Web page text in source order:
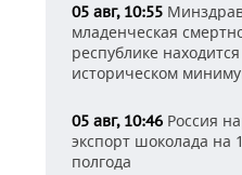
05 авг, 10:55
младенческая
республике
историческом
05 авг, 10:46 Россия
экспорт шоколада на
полгода